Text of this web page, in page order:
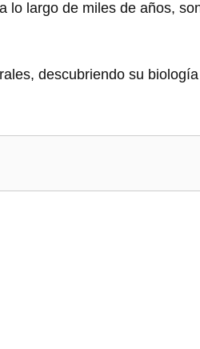
largo de miles de años,
descubriendo su